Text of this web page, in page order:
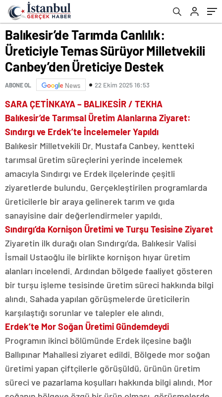
Üreticiye Destek
Balıkesir’de Tarımda Canlılık:
Üreticiyle Temas Sürüyor Milletvekili
Canbey’den Üreticiye Destek
ABONE OL News 22 Ekim 2025 16:53
SARA ÇETİNKAYA – BALIKESİR / TEKHA
Balıkesir’de Tarımsal Üretim Alanlarına Ziyaret:
Sındırgı ve Erdek’te İncelemeler Yapıldı
Balıkesir Milletvekili Dr. Mustafa Canbey, kentteki
tarımsal üretim süreçlerini yerinde incelemek
amacıyla Sındırgı ve Erdek ilçelerinde çeşitli
ziyaretlerde bulundu. Gerçekleştirilen programlarda
üreticilerle bir araya gelinerek tarım ve gıda
sanayisine dair değerlendirmeler yapıldı.
Sındırgı’da Kornişon Üretimi ve Turşu Tesisine Ziyaret
Ziyaretin ilk durağı olan Sındırgı’da, Balıkesir Valisi
İsmail Ustaoğlu ile birlikte kornişon hıyar üretim
alanları incelendi. Ardından bölgede faaliyet gösteren
bir turşu işleme tesisinde üretim süreci hakkında bilgi
alındı. Sahada yapılan görüşmelerde üreticilerin
karşılaştığı sorunlar ve talepler ele alındı.
Erdek’te Mor Soğan Üretimi Gündemdeydi
Programın ikinci bölümünde Erdek ilçesine bağlı
Ballıpınar Mahallesi ziyaret edildi. Bölgede mor soğan
üretimi yapan çiftçilerle görüşüldü, ürünün üretim
süreci ve pazarlama koşulları hakkında bilgi alındı. Mor